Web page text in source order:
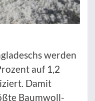
werden
auf 1,2
Damit
Baumwoll-